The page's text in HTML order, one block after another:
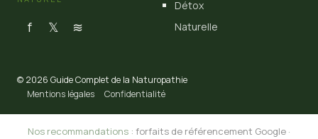
f 𝕏 ≋
Détox
Naturelle
© 2026 Guide Complet de la Naturopathie
Mentions légales
Confidentialité
Nos recommandations : forfaits de référencement Google ·